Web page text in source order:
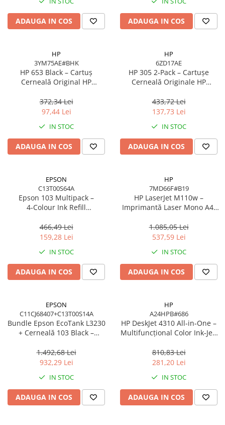
ADAUGA IN COS ADAUGA IN COS
HP
3YM75AE#BHK
HP 653 Black – Cartuș
Cerneală Original HP
pagini
372,34 Lei
97,44 Lei
IN STOC
ADAUGA IN COS
HP
6ZD17AE
HP 305 2‑Pack – Cartușe
Cerneală Originale HP
100/120 pagini
433,72 Lei
137,73 Lei
IN STOC
ADAUGA IN COS
EPSON
C13T00S64A
Epson 103 Multipack –
4‑Colour Ink Refill
EcoTank, 4500/7500 pagini
466,49 Lei
159,28 Lei
IN STOC
ADAUGA IN COS
HP
7MD66F#B19
HP LaserJet M110w –
Imprimantă Laser Mono A4,
LE
1.085,05 Lei
537,59 Lei
IN STOC
ADAUGA IN COS
EPSON
C11CJ68407+C13T00S14A
Bundle Epson EcoTank L3230
+ Cerneală 103 Black –
5760 dpi, USB
1.492,68 Lei
932,29 Lei
IN STOC
ADAUGA IN COS
HP
A24HPB#686
HP DeskJet 4310 All‑in‑One –
Multifuncțional Color Ink‑Jet,
Wi‑Fi, USB, Bluetooth
810,83 Lei
281,20 Lei
IN STOC
ADAUGA IN COS